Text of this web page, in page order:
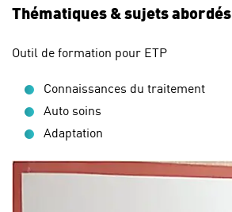
Thématiques & sujets abordés
Outil de formation pour ETP
Connaissances du traitement
Auto soins
Adaptation